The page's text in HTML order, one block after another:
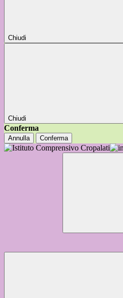
Chiudi
Chiudi
Conferma
Annulla Conferma